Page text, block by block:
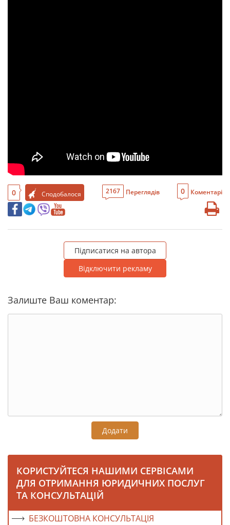
0 Сподобалося 2167 Переглядів 0 Коментарі
Підписатися на автора
Відключити рекламу
Залиште Ваш коментар:
Додати
КОРИСТУЙТЕСЯ НАШИМИ СЕРВІСАМИ
ДЛЯ ОТРИМАННЯ ЮРИДИЧНИХ ПОСЛУГ
ТА КОНСУЛЬТАЦІЙ
БЕЗКОШТОВНА КОНСУЛЬТАЦІЯ